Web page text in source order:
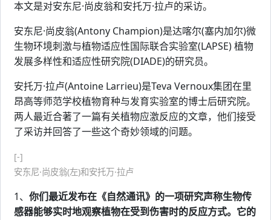
本文是对安东尼·尚皮翁和安托万·拉卢的采访。
安东尼·尚皮翁(Antony Champion)是达喀尔(塞内加尔)微
生物环境刺激与植物适应性国际联合实验室(LAPSE) 植物
发展多样性和适应性研究院(DIADE)的研究员。
安托万·拉卢(Antoine Larrieu)是Teva Vernoux集团在里
昂高等师范学校植物育种与发育实验室的博士后研究院。
两人最近合著了一篇有关植物应激反应的文章，他们接受
了采访并回答了一些这个奇妙领域的问题。
[-]
安东尼·尚皮翁(左)和安托万·拉卢
1、 你们最近发布在《自然通讯》的一项研究声称生物传
感器能够实时地观察植物在受到伤害时的反应方式。它的